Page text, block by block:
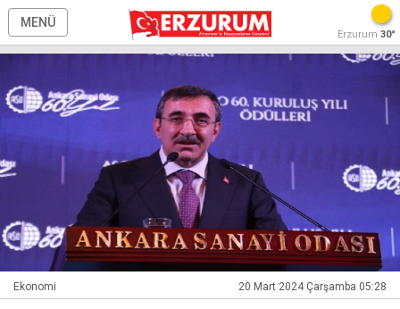
MENÜ
Erzurum 30°
Ekonomi 20 Mart 2024 Çarşamba 05:28